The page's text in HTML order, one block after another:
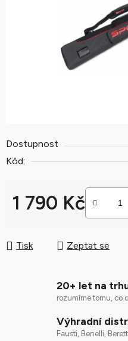
Dostupnost
Kód:
1 790 Kč
Tisk Zeptat se
20+ let na
rozumíme tomu, co
Výhradní
Fausti, Benelli,